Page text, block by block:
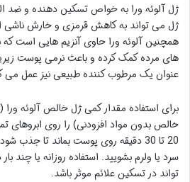
ژل آلوئه ورا به خواص تسکین دهنده و ضد
ژل می تواند به کاهش قرمزی و خارش ناشی
همچنین آلوئه ورا حاوی آنزیم هایی است که
های مرده کمک کرده و باعث نرمی پوست
عنوان یک مرطوب کننده طبیعی نیز عمل می
برای استفاده مقدار کمی ژل خالص آلوئه
خالص بدون مواد افزودنی) را روی ابروهای
20 تا 30 دقیقه روی پوست بماند تا
سرد یا ولرم بشویید. استفاده روزانه یا چند
تواند در تسکین علائم موثر باشد.